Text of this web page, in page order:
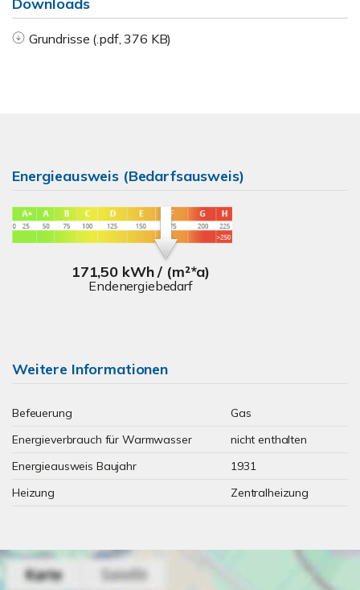
Grundrisse (.pdf, 376 KB)
Energieausweis (Bedarfsausweis)
171,50 kWh / (m²*a)
Endenergiebedarf
Weitere Informationen
Befeuerung
Gas
Energieverbrauch für Warmwasser
nicht enthalten
Energieausweis Baujahr
1931
Heizung
Zentralheizung